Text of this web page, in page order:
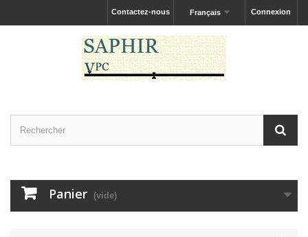
Connexion
Français
Contactez-nous
Panier (vide)